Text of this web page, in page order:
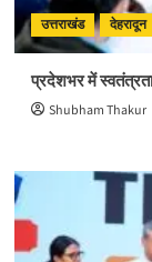
उत्तराखंड देहरादून
प्रदेशभर में
Shubham Thakur